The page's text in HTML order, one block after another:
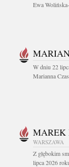
Ewa
W dniu 22
Marianna
MAREK
WARSZAWA
Z głębokim
lipca 2026